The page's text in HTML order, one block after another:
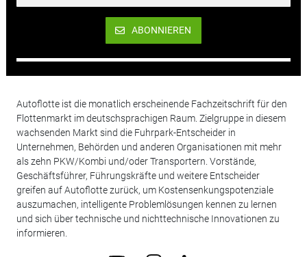
ABONNIEREN
Autoflotte ist die monatlich erscheinende Fachzeitschrift für den
Flottenmarkt im deutschsprachigen Raum. Zielgruppe in diesem
wachsenden Markt sind die Fuhrpark-Entscheider in
Unternehmen, Behörden und anderen Organisationen mit mehr
als zehn PKW/Kombi und/oder Transportern. Vorstände,
Geschäftsführer, Führungskräfte und weitere Entscheider
greifen auf Autoflotte zurück, um Kostensenkungspotenziale
auszumachen, intelligente Problemlösungen kennen zu lernen
und sich über technische und nichttechnische Innovationen zu
informieren.